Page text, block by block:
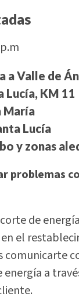
a Valle de
Lucía, KM 11
María
Lucía
y zonas
problemas
de
el
comunicarte
a